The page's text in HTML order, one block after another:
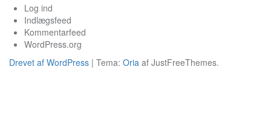
Log ind
Indlægsfeed
Kommentarfeed
WordPress.org
Drevet af WordPress | Tema: Oria af JustFreeThemes.